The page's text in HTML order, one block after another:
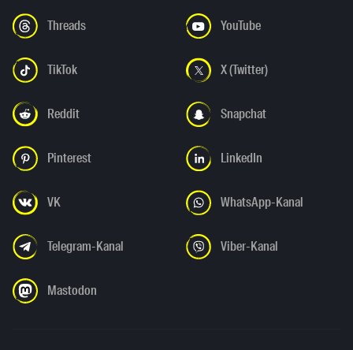
Threads YouTube
TikTok X (Twitter)
Reddit Snapchat
Pinterest LinkedIn
VK WhatsApp-Kanal
Telegram-Kanal Viber-Kanal
Mastodon